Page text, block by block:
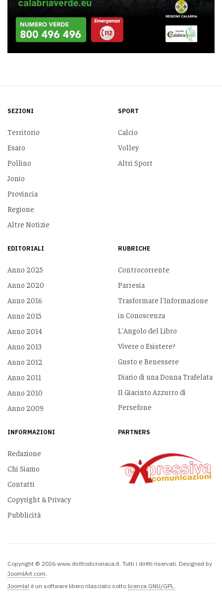
SEZIONI
Territorio
Esaro
Pollino
Jonio
Provincia
Regione
Altre Notizie
SPORT
Calcio
Volley
Altri Sport
EDITORIALI
Anno 2025
Anno 2020
Anno 2016
Anno 2015
Anno 2014
Anno 2013
Anno 2012
Anno 2011
Anno 2010
Anno 2009
RUBRICHE
Controcorrente
Parresia
Trasformare l'Informazione
in Conoscenza
L'Angolo del Libro
Vivere o Esistere?
Gusto e Benessere
Diario di una Donna Trafelata
Il Giacinto Azzurro di
Persefone
INFORMAZIONI
Redazione
Chi Siamo
Contatti
Copyright & Privacy
Pubblicità
PARTNERS
Copyright © 2026 www.dirittodicronaca.it. Tutti i diritti riservati. Designed by
JoomlArt.com.
Joomla! è un software libero rilasciato sotto licenza GNU/GPL.